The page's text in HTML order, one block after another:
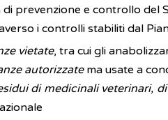
prevenzione e controllo
i controlli stabiliti dal
vietate, tra cui gli
autorizzatema usate a
di medicinali veterinari,